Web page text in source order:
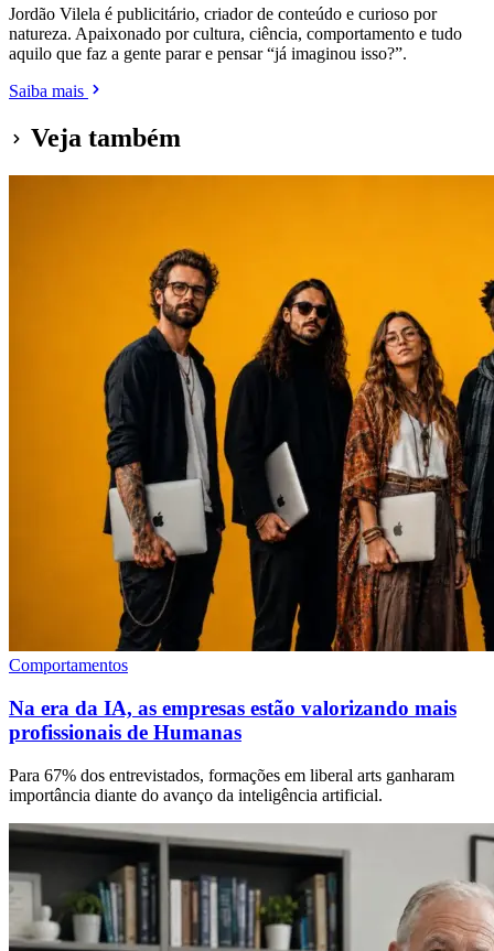
Jordão Vilela é publicitário, criador de conteúdo e curioso por
natureza. Apaixonado por cultura, ciência, comportamento e tudo
aquilo que faz a gente parar e pensar “já imaginou isso?”.
Saiba mais
Veja também
Comportamentos
Na era da IA, as empresas estão valorizando mais
profissionais de Humanas
Para 67% dos entrevistados, formações em liberal arts ganharam
importância diante do avanço da inteligência artificial.